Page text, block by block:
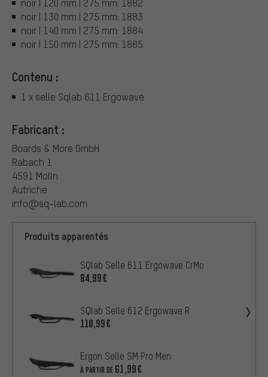
noir | 120 mm | 275 mm: 1882
noir | 130 mm | 275 mm: 1883
noir | 140 mm | 275 mm: 1884
noir | 150 mm | 275 mm: 1885
Contenu :
1 x selle Sqlab 611 Ergowave
Fabricant :
Boards & More GmbH
Rabach 1
4591 Molln
Autriche
info@sq-lab.com
Produits apparentés
SQlab Selle 611 Ergowave CrMo
84,99€
SQlab Selle 612 Ergowave R
110,99€
Ergon Selle SM Pro Men
À PARTIR DE 61,99€